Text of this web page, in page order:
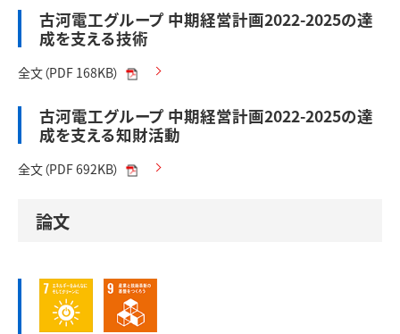
古河電工グループ 中期経営計画2022-2025の達
成を支える技術
全文（PDF 168KB）
古河電工グループ 中期経営計画2022-2025の達
成を支える知財活動
全文（PDF 692KB）
論文